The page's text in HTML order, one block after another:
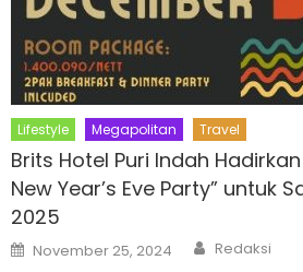
Lifestyle Megapolitan Travel
Brits Hotel Puri Indah Hadirkan
New Year’s Eve Party” untuk
2025
Posted
on
November 25, 2024 Author
Redaksi